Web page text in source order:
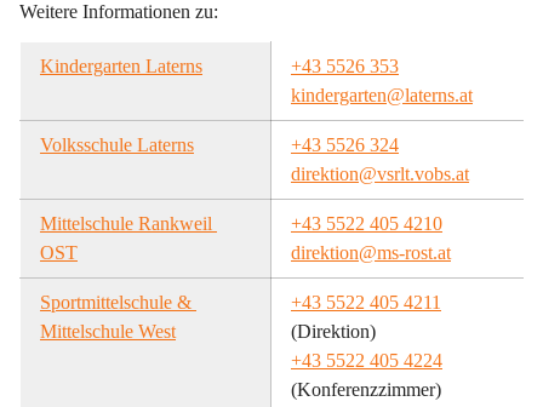
Weitere Informationen zu:
Kindergarten Laterns
+43 5526 353
kindergarten@laterns.at
Volksschule Laterns
+43 5526 324
direktion@vsrlt.vobs.at
Mittelschule Rankweil
OST
+43 5522 405 4210
direktion@ms-rost.at
Sportmittelschule &
Mittelschule West
+43 5522 405 4211
(Direktion)
+43 5522 405 4224
(Konferenzzimmer)